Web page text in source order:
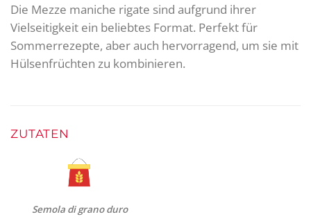
Die Mezze maniche rigate sind aufgrund ihrer
Vielseitigkeit ein beliebtes Format. Perfekt für
Sommerrezepte, aber auch hervorragend, um sie mit
Hülsenfrüchten zu kombinieren.
ZUTATEN
Semola di grano duro